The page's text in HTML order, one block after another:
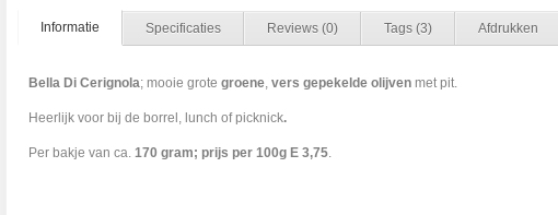
Informatie Specificaties Reviews (0) Tags (3) Afdrukken
Bella Di Cerignola; mooie grote groene, vers gepekelde olijven met pit.
Heerlijk voor bij de borrel, lunch of picknick.
Per bakje van ca. 170 gram; prijs per 100g E 3,75.